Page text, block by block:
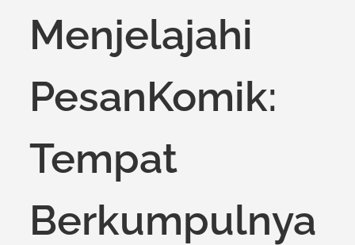
Menjelajahi
PesanKomik:
Tempat
Berkumpulnya